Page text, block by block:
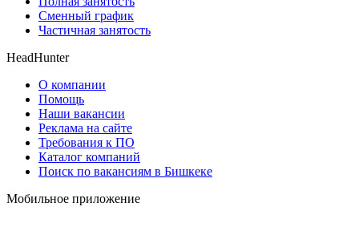
Сменный график
Частичная занятость
HeadHunter
О компании
Помощь
Наши вакансии
Реклама на сайте
Требования к ПО
Каталог компаний
Поиск по вакансиям в Бишкеке
Мобильное приложение